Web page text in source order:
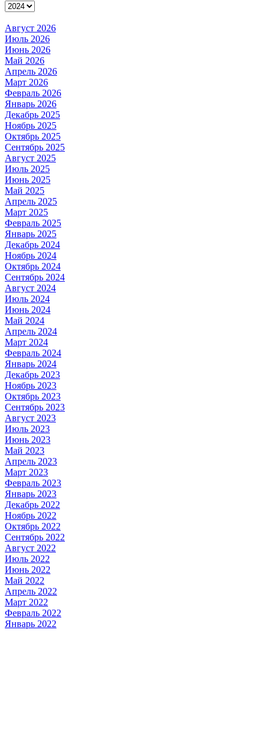
Август 2026
Июль 2026
Июнь 2026
Май 2026
Апрель 2026
Март 2026
Февраль 2026
Январь 2026
Декабрь 2025
Ноябрь 2025
Октябрь 2025
Сентябрь 2025
Август 2025
Июль 2025
Июнь 2025
Май 2025
Апрель 2025
Март 2025
Февраль 2025
Январь 2025
Декабрь 2024
Ноябрь 2024
Октябрь 2024
Сентябрь 2024
Август 2024
Июль 2024
Июнь 2024
Май 2024
Апрель 2024
Март 2024
Февраль 2024
Январь 2024
Декабрь 2023
Ноябрь 2023
Октябрь 2023
Сентябрь 2023
Август 2023
Июль 2023
Июнь 2023
Май 2023
Апрель 2023
Март 2023
Февраль 2023
Январь 2023
Декабрь 2022
Ноябрь 2022
Октябрь 2022
Сентябрь 2022
Август 2022
Июль 2022
Июнь 2022
Май 2022
Апрель 2022
Март 2022
Февраль 2022
Январь 2022